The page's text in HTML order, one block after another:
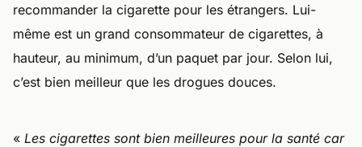
recommander la cigarette pour les étrangers. Lui-
même est un grand consommateur de cigarettes, à
hauteur, au minimum, d’un paquet par jour. Selon lui,
c’est bien meilleur que les drogues douces.
« Les cigarettes sont bien meilleures pour la santé car